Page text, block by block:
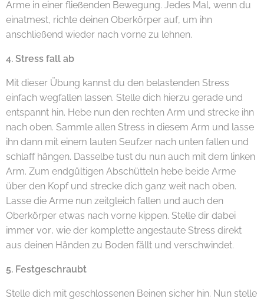
Arme in einer fließenden Bewegung. Jedes Mal, wenn du
einatmest, richte deinen Oberkörper auf, um ihn
anschließend wieder nach vorne zu lehnen.
4. Stress fall ab
Mit dieser Übung kannst du den belastenden Stress
einfach wegfallen lassen. Stelle dich hierzu gerade und
entspannt hin. Hebe nun den rechten Arm und strecke ihn
nach oben. Sammle allen Stress in diesem Arm und lasse
ihn dann mit einem lauten Seufzer nach unten fallen und
schlaff hängen. Dasselbe tust du nun auch mit dem linken
Arm. Zum endgültigen Abschütteln hebe beide Arme
über den Kopf und strecke dich ganz weit nach oben.
Lasse die Arme nun zeitgleich fallen und auch den
Oberkörper etwas nach vorne kippen. Stelle dir dabei
immer vor, wie der komplette angestaute Stress direkt
aus deinen Händen zu Boden fällt und verschwindet.
5. Festgeschraubt
Stelle dich mit geschlossenen Beinen sicher hin. Nun stelle